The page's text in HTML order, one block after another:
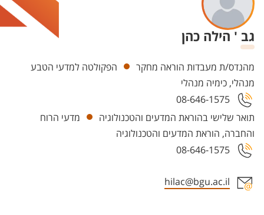
גב ' הילה כהן
Departments
מהנדס/ת מעבדות הוראה מחקר
הפקולטה למדעי הטבע
מנהלי, כימיה מנהלי
08-646-1575
תואר שלישי בהוראת המדעים והטכנולוגיה
מדעי הרוח
והחברה, הוראת המדעים והטכנולוגיה
08-646-1575
hilac@bgu.ac.il